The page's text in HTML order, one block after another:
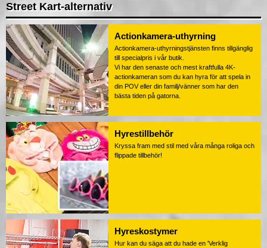
Street Kart-alternativ
Actionkamera-uthyrning
Actionkamera-uthyrningstjänsten finns tillgänglig
till specialpris i vår butik.
Vi har den senaste och mest kraftfulla 4K-
actionkameran som du kan hyra för att spela in
din POV eller din familj/vänner som har den
bästa tiden på gatorna.
Hyrestillbehör
Kryssa fram med stil med våra många roliga och
flippade tillbehör!
Hyreskostymer
Hur kan du säga att du hade en 'Verklig